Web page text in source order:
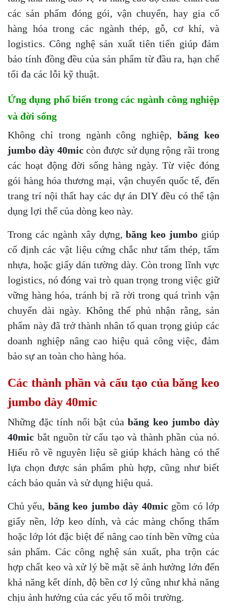
các sản phẩm đóng gói, vận chuyển, hay gia cố
hàng hóa trong các ngành thép, gỗ, cơ khí, và
logistics. Công nghệ sản xuất tiên tiến giúp đảm
bảo tính đồng đều của sản phẩm từ đầu ra, hạn chế
tối đa các lỗi kỹ thuật.
Ứng dụng phổ biến trong các ngành công nghiệp
và đời sống
Không chỉ trong ngành công nghiệp,băng keo
jumbo dày 40miccòn được sử dụng rộng rãi trong
các hoạt động đời sống hàng ngày. Từ việc đóng
gói hàng hóa thương mại, vận chuyển quốc tế, đến
trang trí nội thất hay các dự án DIY đều có thể tận
dụng lợi thế của dòng keo này.
Trong các ngành xây dựng,băng keo jumbo giúp
cố định các vật liệu cứng chắc như tấm thép, tấm
nhựa, hoặc giấy dán tường dày. Còn trong lĩnh vực
logistics, nó đóng vai trò quan trọng trong việc giữ
vững hàng hóa, tránh bị rã rời trong quá trình vận
chuyển dài ngày. Không thể phủ nhận rằng, sản
phẩm này đã trở thành nhân tố quan trọng giúp các
doanh nghiệp nâng cao hiệu quả công việc, đảm
bảo sự an toàn cho hàng hóa.
Các thành phần và cấu tạo của băng keo
jumbo dày 40mic
Những đặc tính nổi bật củabăng keo jumbo dày
40mic bắt nguồn từ cấu tạo và thành phần của nó.
Hiểu rõ về nguyên liệu sẽ giúp khách hàng có thể
lựa chọn được sản phẩm phù hợp, cũng như biết
cách bảo quản và sử dụng hiệu quả.
Chủ yếu, băng keo jumbo dày 40micgồm có lớp
giấy nền, lớp keo dính, và các màng chống thấm
hoặc lớp lót đặc biệt để nâng cao tính bền vững của
sản phẩm. Các công nghệ sản xuất, pha trộn các
hợp chất keo và xử lý bề mặt sẽ ảnh hưởng lớn đến
khả năng kết dính, độ bền cơ lý cũng như khả năng
chịu ảnh hưởng của các yếu tố môi trường.